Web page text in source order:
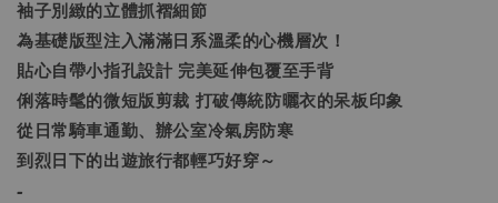
袖子別緻的立體抓褶細節
為基礎版型注入滿滿日系溫柔的心機層次！
貼心自帶小指孔設計 完美延伸包覆至手背
俐落時髦的微短版剪裁 打破傳統防曬衣的呆板印象
從日常騎車通勤、辦公室冷氣房防寒
到烈日下的出遊旅行都輕巧好穿～
-